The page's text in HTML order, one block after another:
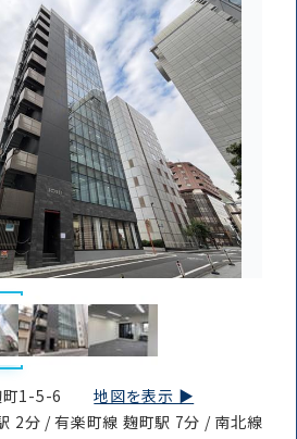
麹町1-5-6地図を表示 ▶︎
2分 / 有楽町線 麹町駅 7分 / 南北線